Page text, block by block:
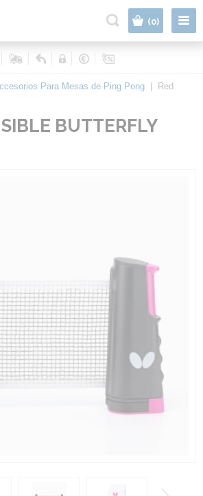
(0)
Para Mesas de Ping Pong
Red
BUTTERFLY